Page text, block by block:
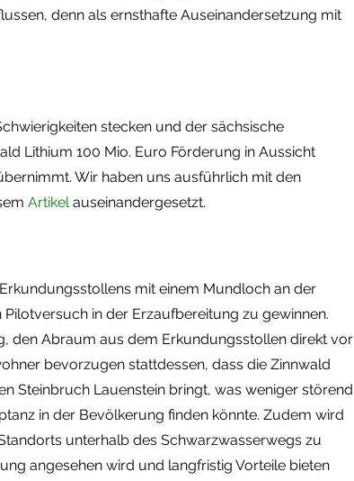
denn als ernsthafte Auseinandersetzung mit
stecken und der sächsische
Lithium 100 Mio. Euro Förderung in Aussicht
Wir haben uns ausführlich mit den
Artikelauseinandergesetzt.
mit einem Mundloch an der
in der Erzaufbereitung zu gewinnen.
den Abraum aus dem Erkundungsstollen direkt vor
bevorzugen stattdessen, dass die Zinnwald
Steinbruch Lauenstein bringt, was weniger störend
in der Bevölkerung finden könnte. Zudem wird
unterhalb des Schwarzwasserwegs zu
angesehen wird und langfristig Vorteile bieten